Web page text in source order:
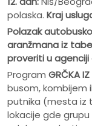
polaska. Kraj
Polazak
aranžmana iz
proveriti u
Program GRČKA IZ
busom, kombijem
putnika (mesta iz
lokacije gde